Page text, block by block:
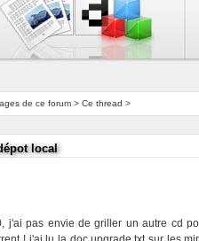
de ce forum> Ce thread >
local
j'ai pas envie de griller un autre cd